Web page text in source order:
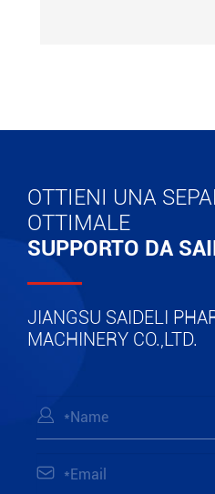
OTTIENI UNA
OTTIMALE
SUPPORTO DA
JIANGSU SAIDELI
MACHINERY CO.,LTD.

